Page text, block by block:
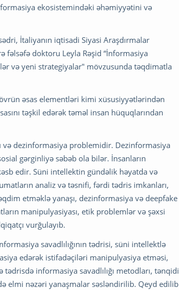
ekosistemindəki əhəmiyyətini və
İtaliyanın iqtisadi Siyasi Araşdırmalar
fəlsəfə doktoru Leyla Rəşid “İnformasiya
və yeni strategiyalar" mövzusunda təqdimatla
əsas elementləri kimi xüsusiyyətlərindən
təşkil edərək təməl insan hüquqlarından
və dezinformasiya problemidir. Dezinformasiya
gərginliyə səbəb ola bilər. İnsanların
edir. Süni intellektin gündəlik həyatda və
analiz və təsnifi, fərdi tədris imkanları,
etməklə yanaşı, dezinformasiya və deepfake
manipulyasiyası, etik problemlər və şəxsi
vurğulayıb.
savadlılığının tədrisi, süni intellektlə
edərək istifadəçiləri manipulyasiya etməsi,
informasiya savadlılığı metodları, tənqidi
elmi nəzəri yanaşmalar səsləndirilib. Qeyd edilib